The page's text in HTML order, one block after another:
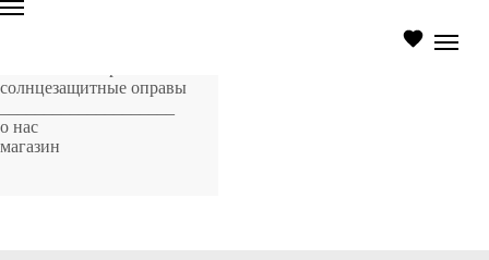
солнцезащитные оправы
о нас
магазин